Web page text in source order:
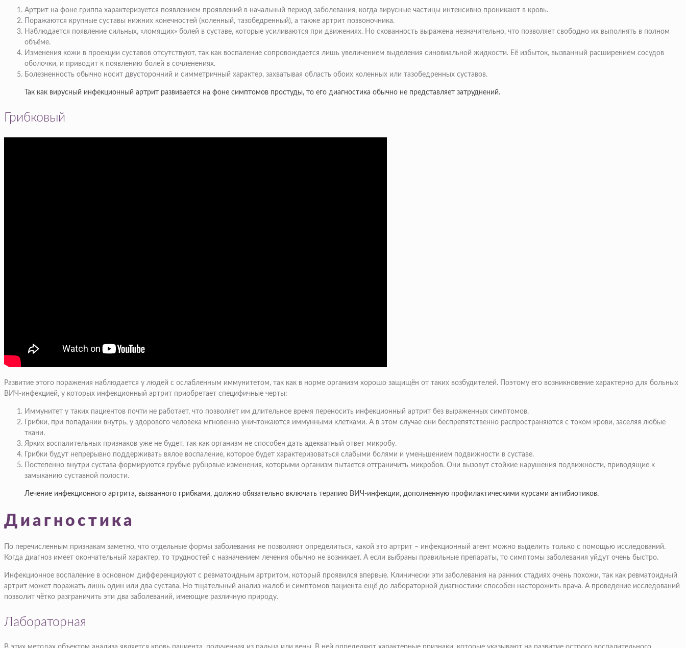
Артрит на фоне гриппа характеризуется появлением проявлений в начальный период заболевания, когда вирусные частицы интенсивно проникают в кровь.
Поражаются крупные суставы нижних конечностей (коленный, тазобедренный), а также артрит позвоночника.
Наблюдается появление сильных, «ломящих» болей в суставе, которые усиливаются при движениях. Но скованность выражена незначительно, что позволяет свободно их выполнять в полном
объёме.
Изменения кожи в проекции суставов отсутствуют, так как воспаление сопровождается лишь увеличением выделения синовиальной жидкости. Её избыток, вызванный расширением сосудов
оболочки, и приводит к появлению болей в сочленениях.
Болезненность обычно носит двусторонний и симметричный характер, захватывая область обоих коленных или тазобедренных суставов.
Так как вирусный инфекционный артрит развивается на фоне симптомов простуды, то его диагностика обычно не представляет затруднений.
Грибковый
Развитие этого поражения наблюдается у людей с ослабленным иммунитетом, так как в норме организм хорошо защищён от таких возбудителей. Поэтому его возникновение характерно для больных
ВИЧ-инфекцией, у которых инфекционный артрит приобретает специфичные черты:
Иммунитет у таких пациентов почти не работает, что позволяет им длительное время переносить инфекционный артрит без выраженных симптомов.
Грибки, при попадании внутрь, у здорового человека мгновенно уничтожаются иммунными клетками. А в этом случае они беспрепятственно распространяются с током крови, заселяя любые
ткани.
Ярких воспалительных признаков уже не будет, так как организм не способен дать адекватный ответ микробу.
Грибки будут непрерывно поддерживать вялое воспаление, которое будет характеризоваться слабыми болями и уменьшением подвижности в суставе.
Постепенно внутри сустава формируются грубые рубцовые изменения, которыми организм пытается отграничить микробов. Они вызовут стойкие нарушения подвижности, приводящие к
замыканию суставной полости.
Лечение инфекционного артрита, вызванного грибками, должно обязательно включать терапию ВИЧ-инфекции, дополненную профилактическими курсами антибиотиков.
Диагностика
По перечисленным признакам заметно, что отдельные формы заболевания не позволяют определиться, какой это артрит – инфекционный агент можно выделить только с помощью исследований.
Когда диагноз имеет окончательный характер, то трудностей с назначением лечения обычно не возникает. А если выбраны правильные препараты, то симптомы заболевания уйдут очень быстро.
Инфекционное воспаление в основном дифференцируют с ревматоидным артритом, который проявился впервые. Клинически эти заболевания на ранних стадиях очень похожи, так как ревматоидный
артрит может поражать лишь один или два сустава. Но тщательный анализ жалоб и симптомов пациента ещё до лабораторной диагностики способен насторожить врача. А проведение исследований
позволит чётко разграничить эти два заболеваний, имеющие различную природу.
Лабораторная